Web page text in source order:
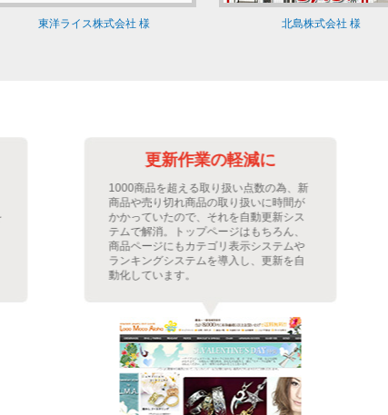
東洋ライス株式会社 様 北島株式会社 様
更新作業の軽減に
1000商品を超える取り扱い点数の為、新
商品や売り切れ商品の取り扱いに時間が
かかっていたので、それを自動更新シス
テムで解消。トップページはもちろん、
商品ページにもカテゴリ表示システムや
ランキングシステムを導入し、更新を自
動化しています。